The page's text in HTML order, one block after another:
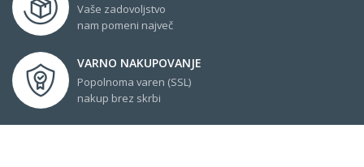
Vaše zadovoljstvo
nam pomeni največ
VARNO NAKUPOVANJE
Popolnoma varen (SSL)
nakup brez skrbi